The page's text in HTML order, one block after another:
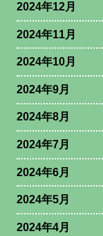
2024年12月
2024年11月
2024年10月
2024年9月
2024年8月
2024年7月
2024年6月
2024年5月
2024年4月